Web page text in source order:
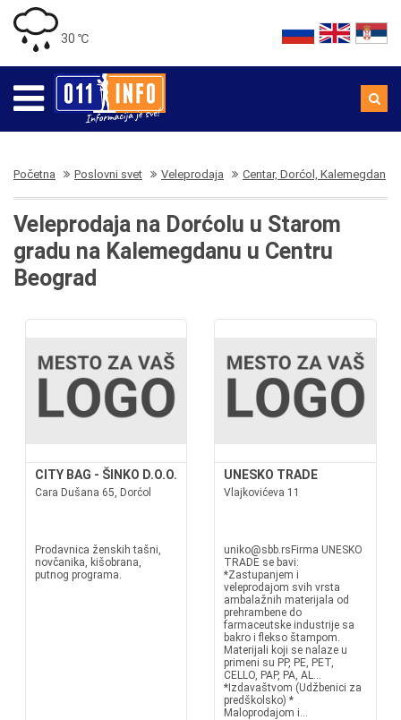
30 ℃
Početna Poslovni svet Veleprodaja Centar, Dorćol, Kalemegdan
Veleprodaja na Dorćolu u Starom
gradu na Kalemegdanu u Centru
Beograd
CITY BAG - ŠINKO D.O.O.
Cara Dušana 65, Dorćol
Prodavnica ženskih tašni,
novčanika, kišobrana,
putnog programa.
UNESKO TRADE
Vlajkovićeva 11
uniko@sbb.rsFirma UNESKO
TRADE se bavi:
*Zastupanjem i
veleprodajom svih vrsta
ambalažnih materijala od
prehrambene do
farmaceutske industrije sa
bakro i flekso štampom.
Materijali koji se nalaze u
primeni su PP, PE, PET,
CELLO, PAP, PA, AL...
*Izdavaštvom (Udžbenici za
predškolsko) *
Maloprodajom i...